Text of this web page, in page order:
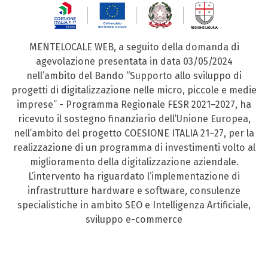
MENTELOCALE WEB, a seguito della domanda di
agevolazione presentata in data 03/05/2024
nell’ambito del Bando “Supporto allo sviluppo di
progetti di digitalizzazione nelle micro, piccole e medie
imprese” - Programma Regionale FESR 2021–2027, ha
ricevuto il sostegno finanziario dell’Unione Europea,
nell’ambito del progetto COESIONE ITALIA 21–27, per la
realizzazione di un programma di investimenti volto al
miglioramento della digitalizzazione aziendale.
L’intervento ha riguardato l’implementazione di
infrastrutture hardware e software, consulenze
specialistiche in ambito SEO e Intelligenza Artificiale,
sviluppo e-commerce